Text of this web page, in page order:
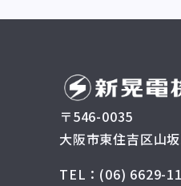
〒546-0035
大阪市東住吉区山
TEL：(06) 6629-